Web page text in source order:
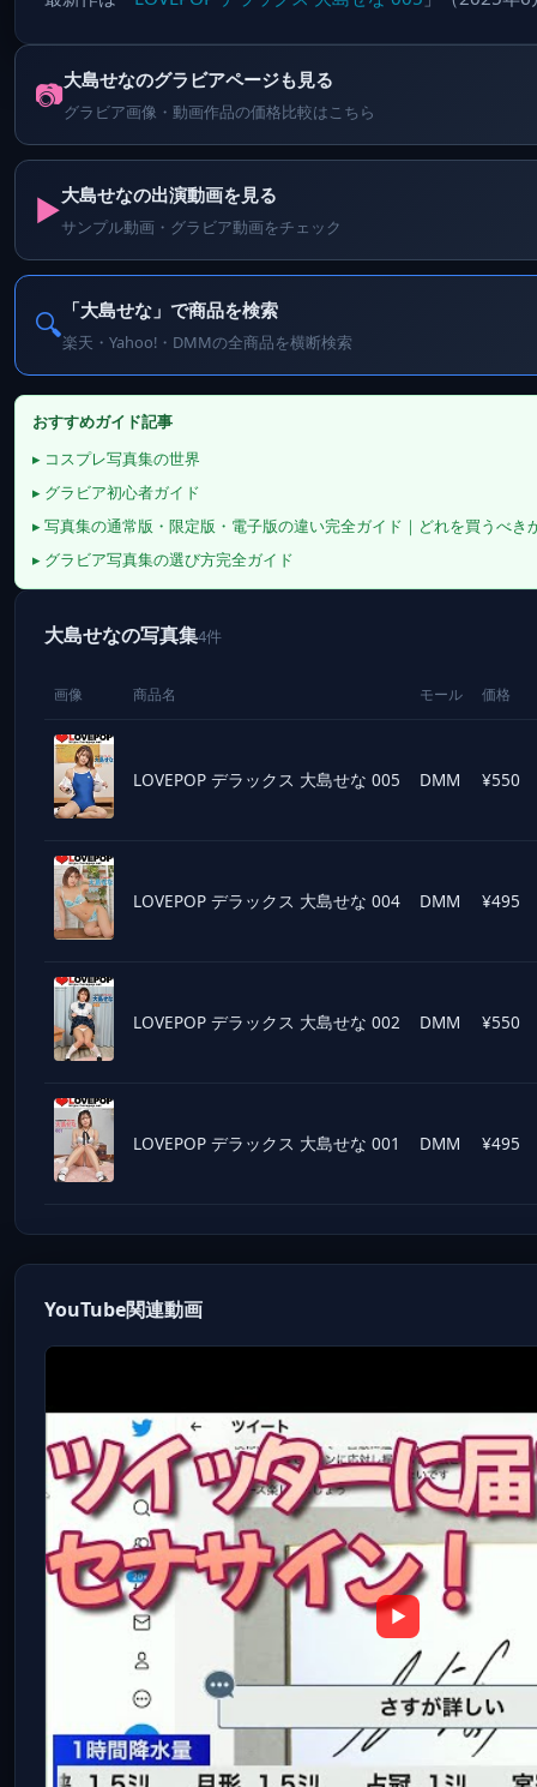
📷大島せなのグラビアページも見る
グラビア画像・動画作品の価格比較はこちら
▶️大島せなの出演動画を見る
サンプル動画・グラビア動画をチェック
🔍 「大島せな」で商品を検索
楽天・Yahoo!・DMMの全商品を横断検索
おすすめガイド記事
▸ コスプレ写真集の世界
▸ グラビア初心者ガイド
▸ 写真集の通常版・限定版・電子版の違い完全ガイド｜どれを買うべき
▸ グラビア写真集の選び方完全ガイド
大島せなの写真集4件
画像 商品名 モール 価格
LOVEPOP デラックス 大島せな 005 DMM ¥550
LOVEPOP デラックス 大島せな 004 DMM ¥495
LOVEPOP デラックス 大島せな 002 DMM ¥550
LOVEPOP デラックス 大島せな 001 DMM ¥495
YouTube関連動画
▶